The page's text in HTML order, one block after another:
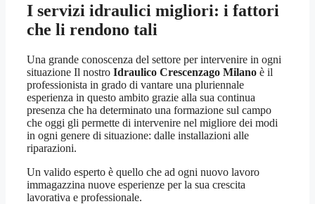
I servizi idraulici migliori: i fattori
che li rendono tali
Una grande conoscenza del settore per intervenire in ogni
situazione Il nostro Idraulico Crescenzago Milano è il
professionista in grado di vantare una pluriennale
esperienza in questo ambito grazie alla sua continua
presenza che ha determinato una formazione sul campo
che oggi gli permette di intervenire nel migliore dei modi
in ogni genere di situazione: dalle installazioni alle
riparazioni.
Un valido esperto è quello che ad ogni nuovo lavoro
immagazzina nuove esperienze per la sua crescita
lavorativa e professionale.